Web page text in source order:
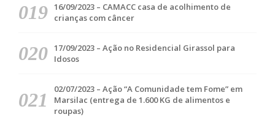
16/09/2023 – CAMACC casa de acolhimento de
crianças com câncer
17/09/2023 – Ação no Residencial Girassol para
Idosos
02/07/2023 – Ação “A Comunidade tem Fome” em
Marsilac (entrega de 1.600 KG de alimentos e
roupas)